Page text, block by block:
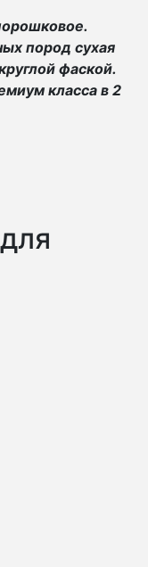
пород сухая
фаской.
класса в 2